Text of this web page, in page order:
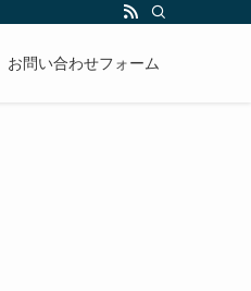
お問い合わせフォーム